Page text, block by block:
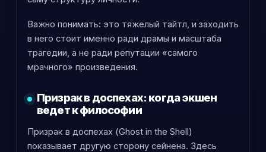
Важно понимать: это тяжелый тайтл, и заходить
в него стоит именно ради драмы и масштаба
трагедии, а не ради репутации «самого
мрачного» произведения.
Призрак в доспехах: когда экшен
ведет к философии
Призрак в доспехах (Ghost in the Shell)
показывает другую сторону сейнена. Здесь